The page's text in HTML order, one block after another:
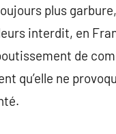
plus
interdit, en
de
qu’elle ne